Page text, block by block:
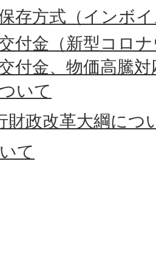
存方式（インボ
付金（新型コロ
付金、物価高騰
いて
財政改革大綱につ
て